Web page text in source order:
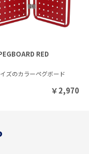
RED
ズのカラーペグボード
￥2,970